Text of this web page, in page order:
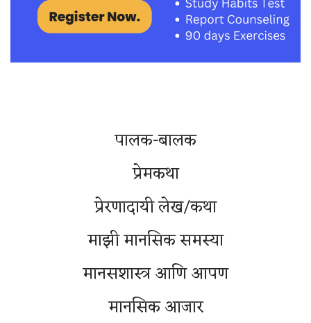
पालक-बालक
प्रेमकथा
प्रेरणादायी लेख/कथा
माझी मानसिक समस्या
मानसशास्त्र आणि आपण
मानसिक आजार